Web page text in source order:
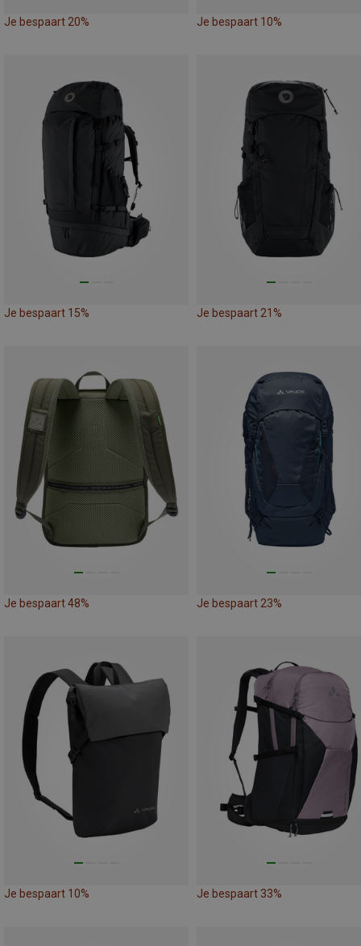
Je bespaart 20% Je bespaart 10%
Je bespaart 15% Je bespaart 21%
Je bespaart 48% Je bespaart 23%
Je bespaart 10% Je bespaart 33%